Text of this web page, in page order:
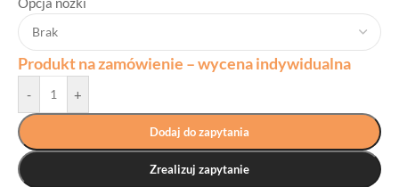
Produkt na zamówienie – wycena indywidualna
- +
Dodaj do zapytania
Zrealizuj zapytanie